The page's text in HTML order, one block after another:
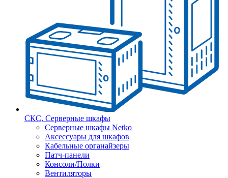
СКС, Серверные шкафы
Серверные шкафы Netko
Аксессуары для шкафов
Кабельные органайзеры
Патч-панели
Консоли/Полки
Вентиляторы